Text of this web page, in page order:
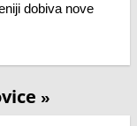
dobiva nove
»